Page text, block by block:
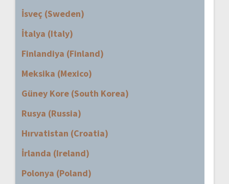
İsveç (Sweden)
İtalya (Italy)
Finlandiya (Finland)
Meksika (Mexico)
Güney Kore (South Korea)
Rusya (Russia)
Hırvatistan (Croatia)
İrlanda (Ireland)
Polonya (Poland)